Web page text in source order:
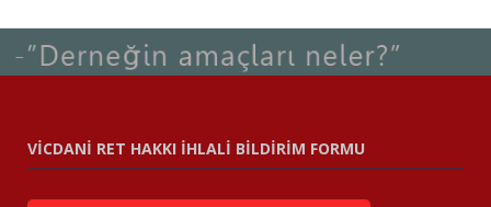
VİCDANİ RET HAKKI İHLALİ BİLDİRİM FORMU